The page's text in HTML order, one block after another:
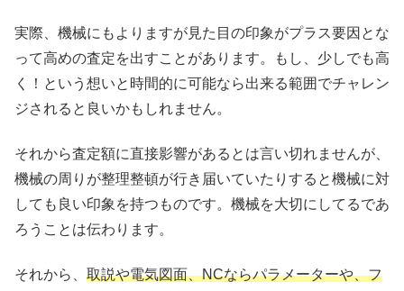
実際、機械にもよりますが見た目の印象がプラス要因とな
って高めの査定を出すことがあります。もし、少しでも高
く！という想いと時間的に可能なら出来る範囲でチャレン
ジされると良いかもしれません。
それから査定額に直接影響があるとは言い切れませんが、
機械の周りが整理整頓が行き届いていたりすると機械に対
しても良い印象を持つものです。機械を大切にしてるであ
ろうことは伝わります。
それから、 取説や電気図面、NCならパラメーターや、フ